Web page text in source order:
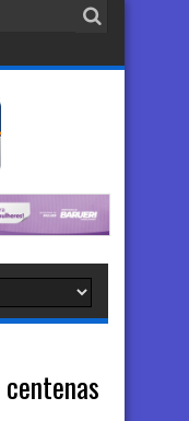
centenas